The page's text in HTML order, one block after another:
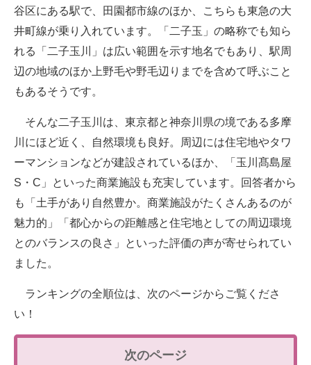
谷区にある駅で、田園都市線のほか、こちらも東急の大
井町線が乗り入れています。「二子玉」の略称でも知ら
れる「二子玉川」は広い範囲を示す地名でもあり、駅周
辺の地域のほか上野毛や野毛辺りまでを含めて呼ぶこと
もあるそうです。
そんな二子玉川は、東京都と神奈川県の境である多摩
川にほど近く、自然環境も良好。周辺には住宅地やタワ
ーマンションなどが建設されているほか、「玉川髙島屋
S・C」といった商業施設も充実しています。回答者から
も「土手があり自然豊か。商業施設がたくさんあるのが
魅力的」「都心からの距離感と住宅地としての周辺環境
とのバランスの良さ」といった評価の声が寄せられてい
ました。
ランキングの全順位は、次のページからご覧くださ
い！